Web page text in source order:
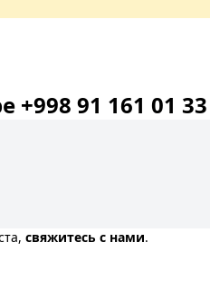
91 161 01
свяжитесь с нами.